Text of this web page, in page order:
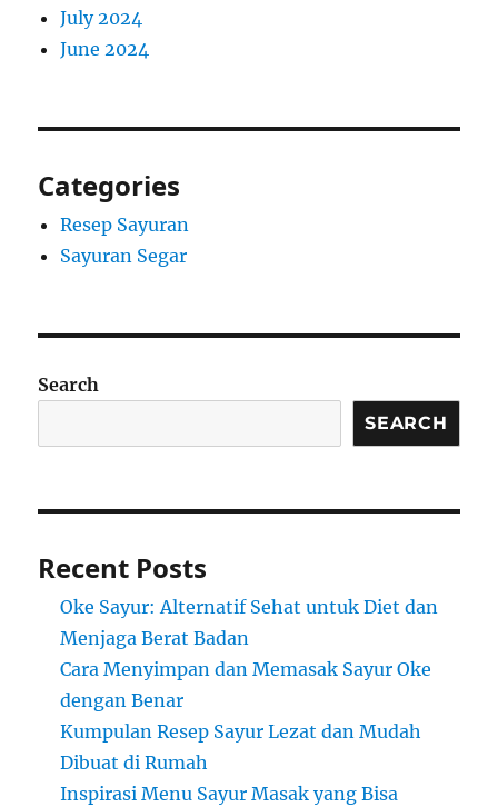
July 2024
June 2024
Categories
Resep Sayuran
Sayuran Segar
Search
SEARCH
Recent Posts
Oke Sayur: Alternatif Sehat untuk Diet dan
Menjaga Berat Badan
Cara Menyimpan dan Memasak Sayur Oke
dengan Benar
Kumpulan Resep Sayur Lezat dan Mudah
Dibuat di Rumah
Inspirasi Menu Sayur Masak yang Bisa